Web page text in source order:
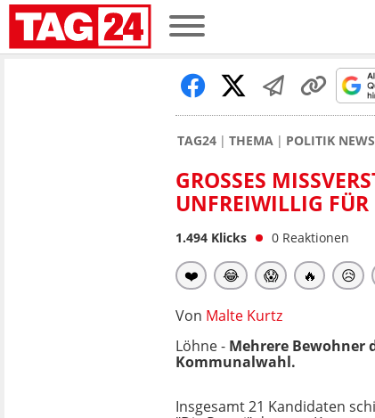
TAG24 THEMA POLITIK
GROSSES
NFREIWILLIG FÜR
1.494 Klicks 0 Reaktionen
❤️ 😂 😱 🔥 😥
Von Malte Kurtz
Löhne - Mehrere Bewohner
Kommunalwahl.
Insgesamt 21 Kandidaten